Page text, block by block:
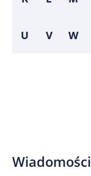
U V W
Wiadomości